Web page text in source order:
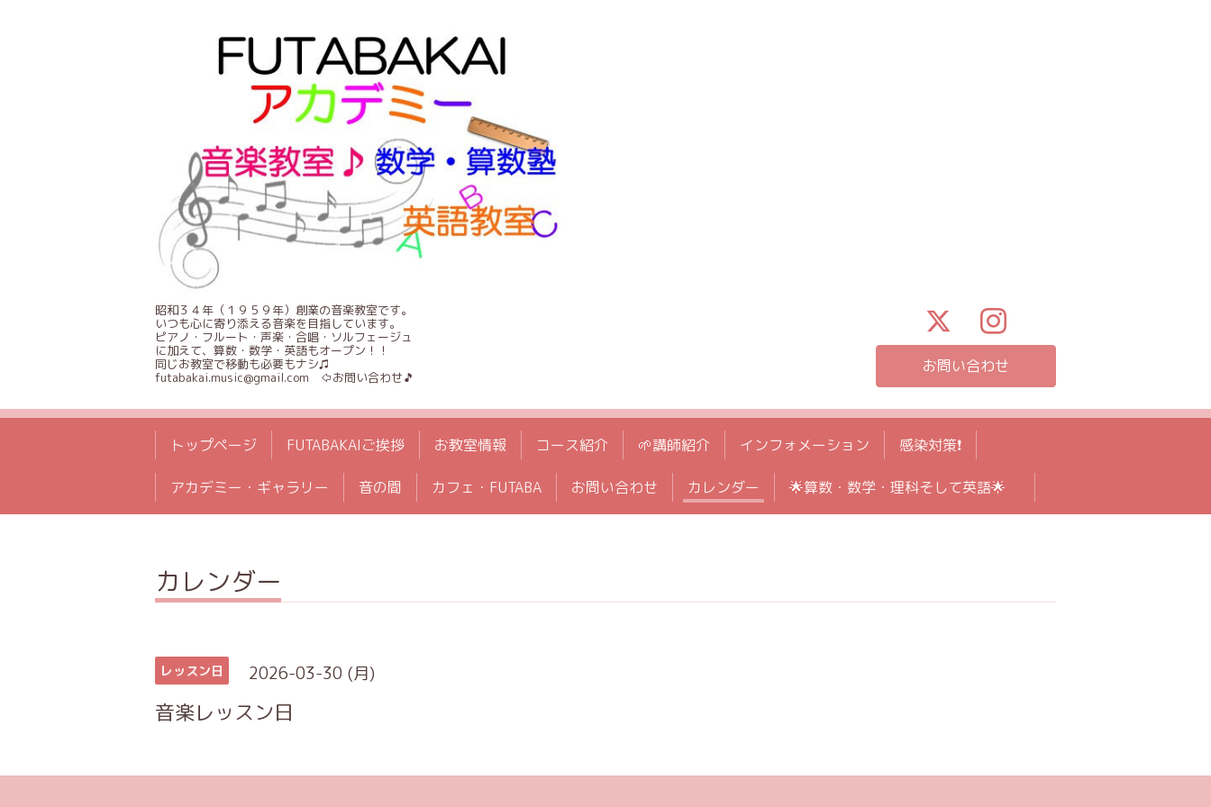
昭和３４年（１９５９年）創業の音楽教室です。
いつも心に寄り添える音楽を目指しています。
ピアノ・フルート・声楽・合唱・ソルフェージュ
に加えて、算数・数学・英語もオープン！！
同じお教室で移動も必要もナシ♫
futabakai.music@gmail.com ⇦お問い合わせ🎵
お問い合わせ
トップページ FUTABAKAIご挨拶 お教室情報 コース紹介 🌱講師紹介 インフォメーション 感染対策❗️
アカデミー・ギャラリー 音の間 カフェ・FUTABA お問い合わせ カレンダー 🌟算数・数学・理科そして英語🌟
カレンダー
レッスン日 2026-03-30 (月)
音楽レッスン日